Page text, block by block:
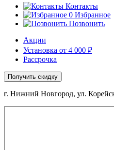
Контакты
0 Избранное
Позвонить
Акции
Установка от 4 000 ₽
Рассрочка
Получить скидку
г. Нижний Новгород, ул.